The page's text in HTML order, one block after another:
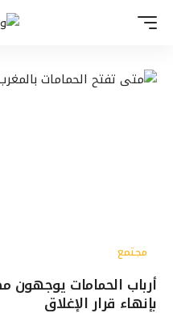
مجتمع
أرباب الحمامات
بإنهاء قرار الإغلاق